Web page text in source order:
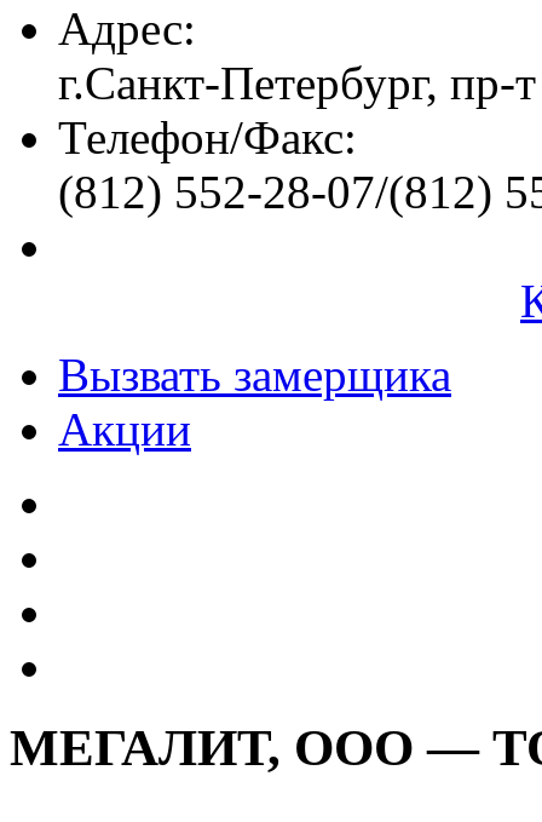
Адрес:
г.Санкт-Петербург, пр-
Телефон/Факс:
(812) 552-28-07/(812)
Вызвать замерщика
Акции
МЕГАЛИТ, ООО —